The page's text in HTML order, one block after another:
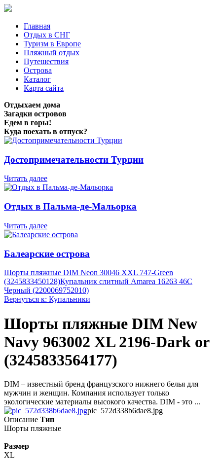
Главная
Отдых в СНГ
Туризм в Европе
Пляжный отдых
Путешествия
Острова
Каталог
Карта сайта
Отдыхаем дома
Загадки островов
Едем в горы!
Куда поехать в отпуск?
Достопримечательности Турции
Читать далее
Отдых в Пальма-де-Мальорка
Читать далее
Балеарские острова
Шорты пляжные DIM Neon 30046 XXL 747-Green
(3245833450128)Купальник слитный Amarea 16263 46C
Черный (2200069752010)
Вернуться к: Купальники
Шорты пляжные DIM New
Navy 963002 XL 2196-Dark or
(3245833564177)
DIM – известный бренд французского нижнего белья для
мужчин и женщин. Компания использует только
экологические материалы высокого качества. DIM - это ...
pic_572d338b6dae8.jpg
Описание Тип
Шорты пляжные
Размер
XL